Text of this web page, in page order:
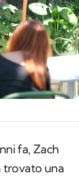
fa, Zach
trovato una